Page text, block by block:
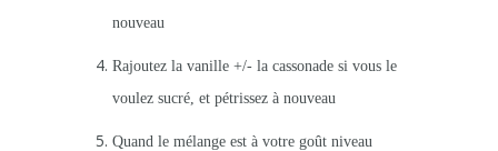
nouveau
Rajoutez la vanille +/- la cassonade si vous le
voulez sucré, et pétrissez à nouveau
Quand le mélange est à votre goût niveau